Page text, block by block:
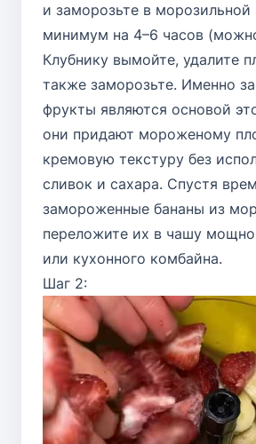
и заморозьте в морозильной
минимум на 4–6 часов
Клубнику вымойте, удалите
также заморозьте. Именно
фрукты являются основой
они придают мороженому
кремовую текстуру без
сливок и сахара. Спустя
замороженные бананы из
переложите их в чашу
или кухонного комбайна.
Шаг 2: